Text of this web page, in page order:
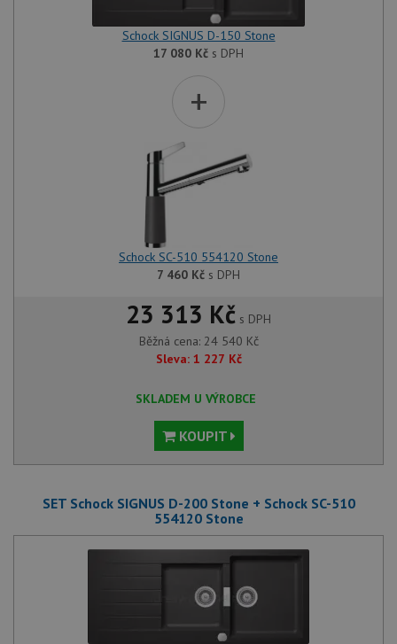
Schock SIGNUS D-150 Stone
17 080 Kč s DPH
+
Schock SC-510 554120 Stone
7 460 Kč s DPH
23 313 Kč s DPH
Běžná cena: 24 540 Kč
Sleva: 1 227 Kč
SKLADEM U VÝROBCE
KOUPIT
SET Schock SIGNUS D-200 Stone + Schock SC-510
554120 Stone